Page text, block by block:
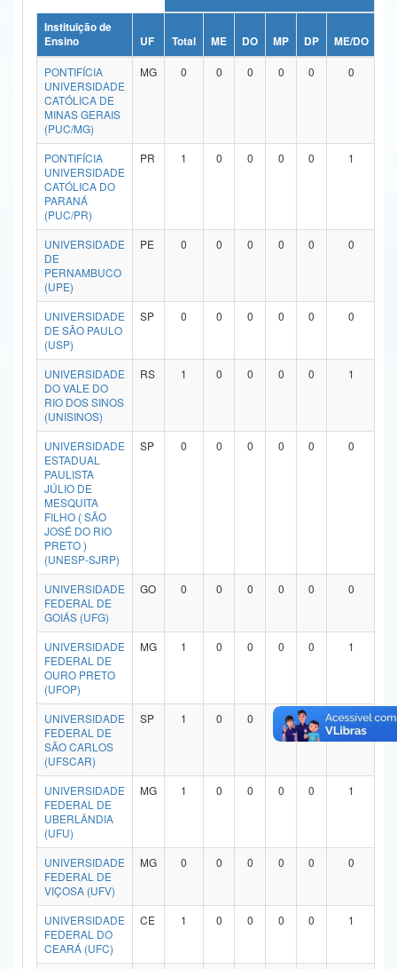
Ministério da Ciência, Tecnologia, Inovações e Comunicações
Ministério do Meio Ambiente
Ministério do Turismo
Ministério do Desenvolvimento Regional
Controladoria-Geral da União
Ministério da Mulher, da Família e dos Direitos Humanos
Secretaria de Governo
Gabinete de Segurança Institucional
Advocacia-Geral da União
Banco Central do Brasil
Instituição de
Ensino
UF Total ME DO MP DP ME/DO
PONTIFÍCIA
UNIVERSIDADE
CATÓLICA DE
MINAS GERAIS
(PUC/MG)
MG 0 0 0 0 0 0
PONTIFÍCIA
UNIVERSIDADE
CATÓLICA DO
PARANÁ
(PUC/PR)
PR 1 0 0 0 0 1
UNIVERSIDADE
DE
PERNAMBUCO
(UPE)
PE 0 0 0 0 0 0
UNIVERSIDADE
DE SÃO PAULO
(USP)
SP 0 0 0 0 0 0
UNIVERSIDADE
DO VALE DO
RIO DOS SINOS
(UNISINOS)
RS 1 0 0 0 0 1
UNIVERSIDADE
ESTADUAL
PAULISTA
JÚLIO DE
MESQUITA
FILHO ( SÃO
JOSÉ DO RIO
PRETO )
(UNESP-SJRP)
SP 0 0 0 0 0 0
UNIVERSIDADE
FEDERAL DE
GOIÁS (UFG)
GO 0 0 0 0 0 0
UNIVERSIDADE
FEDERAL DE
OURO PRETO
(UFOP)
MG 1 0 0 0 0 1
UNIVERSIDADE
FEDERAL DE
SÃO CARLOS
(UFSCAR)
SP 1 0 0 0 1
UNIVERSIDADE
FEDERAL DE
UBERLÂNDIA
(UFU)
MG 1 0 0 0 0 1
UNIVERSIDADE
FEDERAL DE
VIÇOSA (UFV)
MG 0 0 0 0 0 0
UNIVERSIDADE
FEDERAL DO
CEARÁ (UFC)
CE 1 0 0 0 0 1